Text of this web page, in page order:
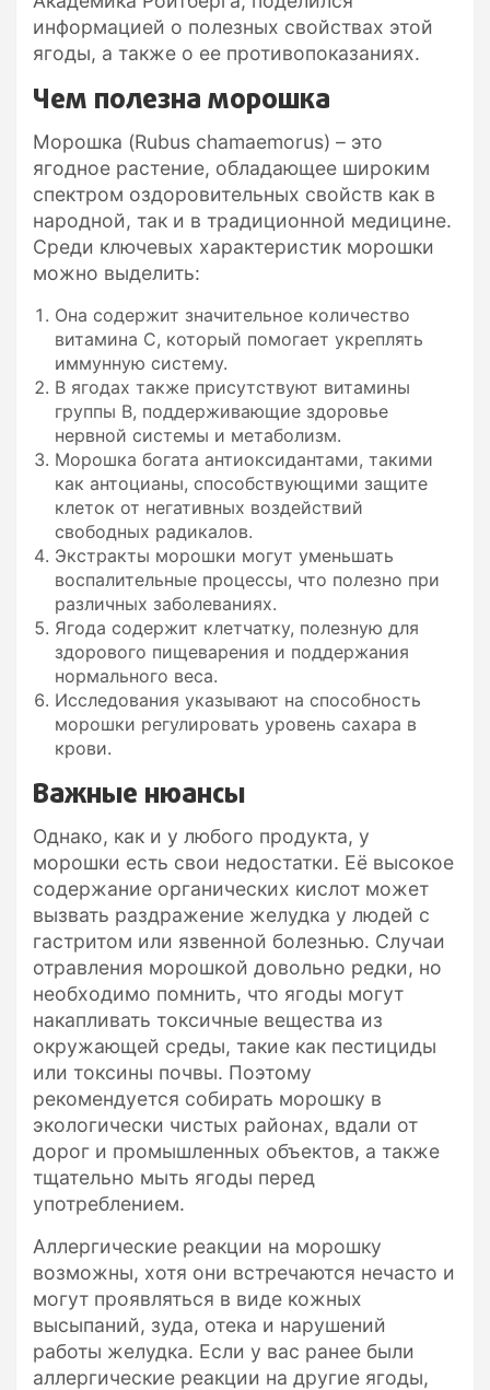
информацией о полезных свойствах этой
ягоды, а также о ее противопоказаниях.
Чем полезна морошка
Морошка (Rubus chamaemorus) – это
ягодное растение, обладающее широким
спектром оздоровительных свойств как в
народной, так и в традиционной медицине.
Среди ключевых характеристик морошки
можно выделить:
Она содержит значительное количество
витамина C, который помогает укреплять
иммунную систему.
В ягодах также присутствуют витамины
группы B, поддерживающие здоровье
нервной системы и метаболизм.
Морошка богата антиоксидантами, такими
как антоцианы, способствующими защите
клеток от негативных воздействий
свободных радикалов.
Экстракты морошки могут уменьшать
воспалительные процессы, что полезно при
различных заболеваниях.
Ягода содержит клетчатку, полезную для
здорового пищеварения и поддержания
нормального веса.
Исследования указывают на способность
морошки регулировать уровень сахара в
крови.
Важные нюансы
Однако, как и у любого продукта, у
морошки есть свои недостатки. Её высокое
содержание органических кислот может
вызвать раздражение желудка у людей с
гастритом или язвенной болезнью. Случаи
отравления морошкой довольно редки, но
необходимо помнить, что ягоды могут
накапливать токсичные вещества из
окружающей среды, такие как пестициды
или токсины почвы. Поэтому
рекомендуется собирать морошку в
экологически чистых районах, вдали от
дорог и промышленных объектов, а также
тщательно мыть ягоды перед
употреблением.
Аллергические реакции на морошку
возможны, хотя они встречаются нечасто и
могут проявляться в виде кожных
высыпаний, зуда, отека и нарушений
работы желудка. Если у вас ранее были
аллергические реакции на другие ягоды,